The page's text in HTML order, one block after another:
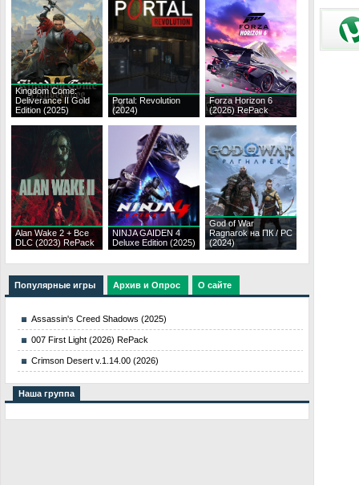
Kingdom Come:
Deliverance II Gold
Edition (2025)
Portal: Revolution
(2024)
Forza Horizon 6
(2026) RePack
Alan Wake 2 + Все
DLC (2023) RePack
NINJA GAIDEN 4
Deluxe Edition (2025)
God of War
Ragnarok на ПК / PC
(2024)
Популярные игры Архив и Опрос О сайте
Assassin's Creed Shadows (2025)
007 First Light (2026) RePack
Crimson Desert v.1.14.00 (2026)
Наша группа